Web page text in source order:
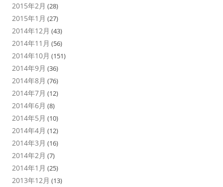
2015年2月 (28)
2015年1月 (27)
2014年12月 (43)
2014年11月 (56)
2014年10月 (151)
2014年9月 (36)
2014年8月 (76)
2014年7月 (12)
2014年6月 (8)
2014年5月 (10)
2014年4月 (12)
2014年3月 (16)
2014年2月 (7)
2014年1月 (25)
2013年12月 (13)